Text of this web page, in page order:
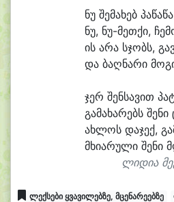
ნუ შემახებ პაწა
ნუ, ნუ-მეთქი, ჩე
ის არა სჯობს, გა
და ბაღნარი მო
ჯერ შენსავით
გამახარებს შენი
ახლოს დაჯექ, გა
მხიარული შენი
ლიდია
ლექსები ყვავილებზე, მცენარეებზე